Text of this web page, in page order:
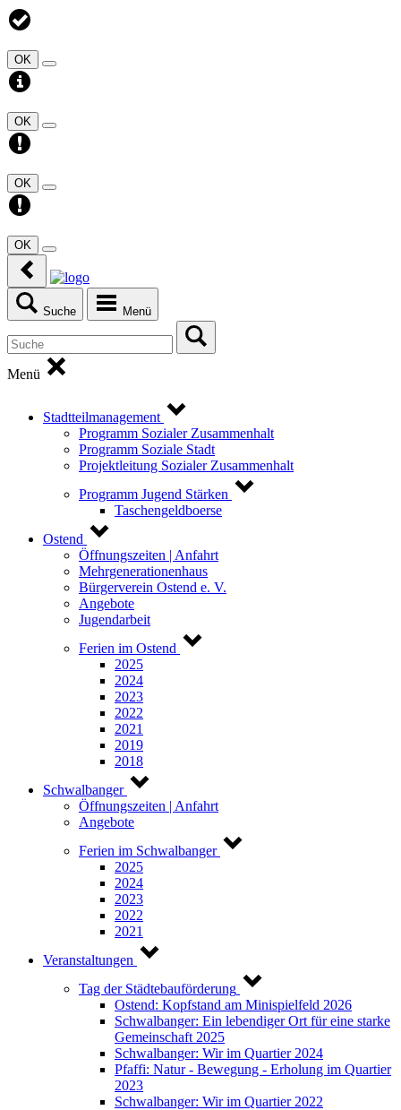
OK
OK
OK
OK
Suche Menü
Menü
Stadtteilmanagement
Programm Sozialer Zusammenhalt
Programm Soziale Stadt
Projektleitung Sozialer Zusammenhalt
Programm Jugend Stärken
Taschengeldboerse
Ostend
Öffnungszeiten | Anfahrt
Mehrgenerationenhaus
Bürgerverein Ostend e. V.
Angebote
Jugendarbeit
Ferien im Ostend
2025
2024
2023
2022
2021
2019
2018
Schwalbanger
Öffnungszeiten | Anfahrt
Angebote
Ferien im Schwalbanger
2025
2024
2023
2022
2021
Veranstaltungen
Tag der Städtebauförderung
Ostend: Kopfstand am Minispielfeld 2026
Schwalbanger: Ein lebendiger Ort für eine starke
Gemeinschaft 2025
Schwalbanger: Wir im Quartier 2024
Pfaffi: Natur - Bewegung - Erholung im Quartier
2023
Schwalbanger: Wir im Quartier 2022